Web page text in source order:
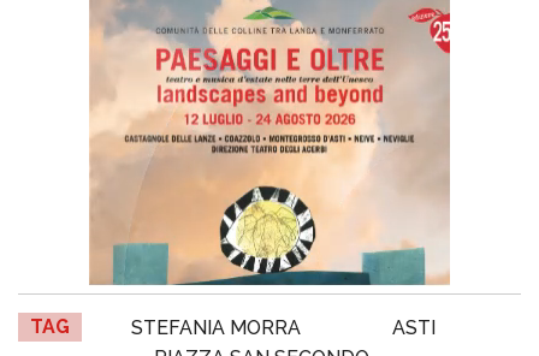
TAG STEFANIA MORRA
ASTI